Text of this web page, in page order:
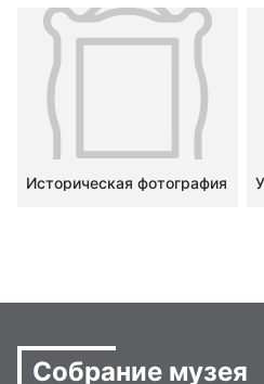
Историческая фотография
Собрание музея